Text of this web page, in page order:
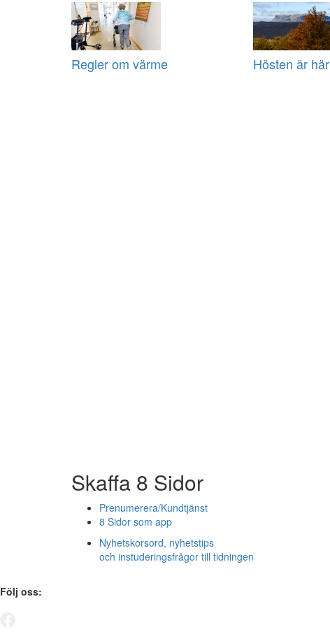
Regler om värme Hösten är här
Skaffa 8 Sidor
Prenumerera/Kundtjänst
8 Sidor som app
Nyhetskorsord, nyhetstips
och instuderingsfrågor till tidningen
Följ oss: